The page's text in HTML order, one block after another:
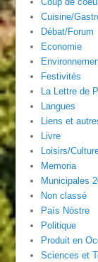
Cuisine/
Débat/Forum
Economie
Festivités
La Lettre de
Langues
Liens et
Livre
Loisirs/
Memoria
Municipales
Non classé
País Nòstre
Politique
Produit en
Sciences et